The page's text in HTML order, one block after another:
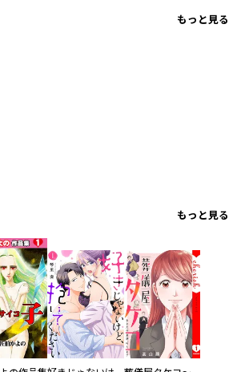
もっと見る
もっと見る